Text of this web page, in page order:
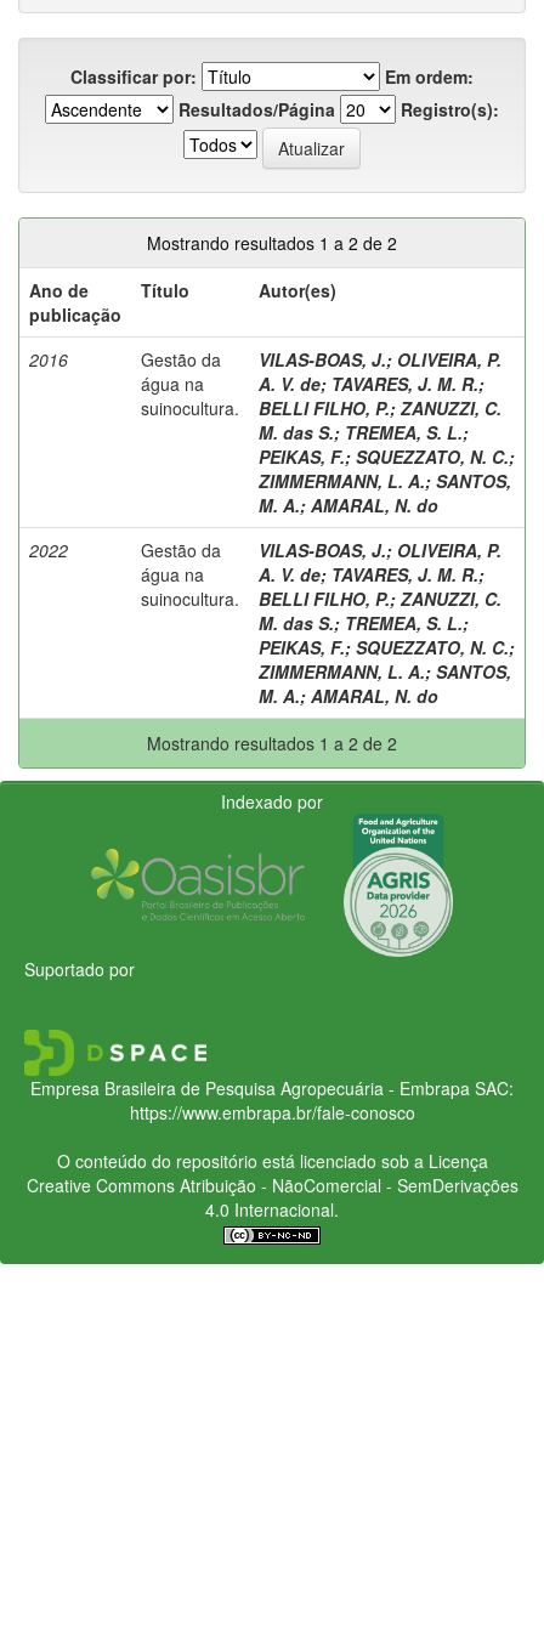
Classificar por:
Em ordem:
Resultados/Página
Registro(s):
Mostrando resultados 1 a 2 de 2
Ano de
publicação
Título Autor(es)
2016
Gestão da
água na
suinocultura.
VILAS-BOAS, J.; OLIVEIRA, P.
A. V. de; TAVARES, J. M. R.;
BELLI FILHO, P.; ZANUZZI, C.
M. das S.; TREMEA, S. L.;
PEIKAS, F.; SQUEZZATO, N. C.;
ZIMMERMANN, L. A.; SANTOS,
M. A.; AMARAL, N. do
2022
Gestão da
água na
suinocultura.
VILAS-BOAS, J.; OLIVEIRA, P.
A. V. de; TAVARES, J. M. R.;
BELLI FILHO, P.; ZANUZZI, C.
M. das S.; TREMEA, S. L.;
PEIKAS, F.; SQUEZZATO, N. C.;
ZIMMERMANN, L. A.; SANTOS,
M. A.; AMARAL, N. do
Mostrando resultados 1 a 2 de 2
Indexado por
Suportado por
Empresa Brasileira de Pesquisa Agropecuária - Embrapa SAC:
https://www.embrapa.br/fale-conosco
O conteúdo do repositório está licenciado sob a Licença
Creative CommonsAtribuição - NãoComercial - SemDerivações
4.0 Internacional.